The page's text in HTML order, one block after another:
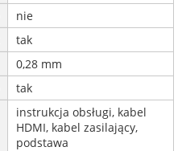
nie
tak
0,28 mm
tak
instrukcja obsługi, kabel
HDMI, kabel zasilający,
podstawa